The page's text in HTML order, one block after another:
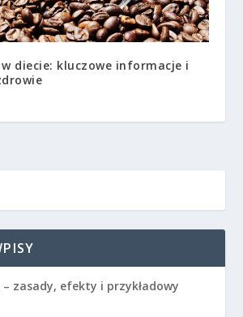
diecie: kluczowe informacje i
zasady, efekty i przykładowy